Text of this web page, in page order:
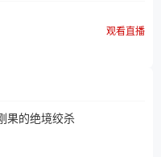
观看直播
果的绝境绞杀